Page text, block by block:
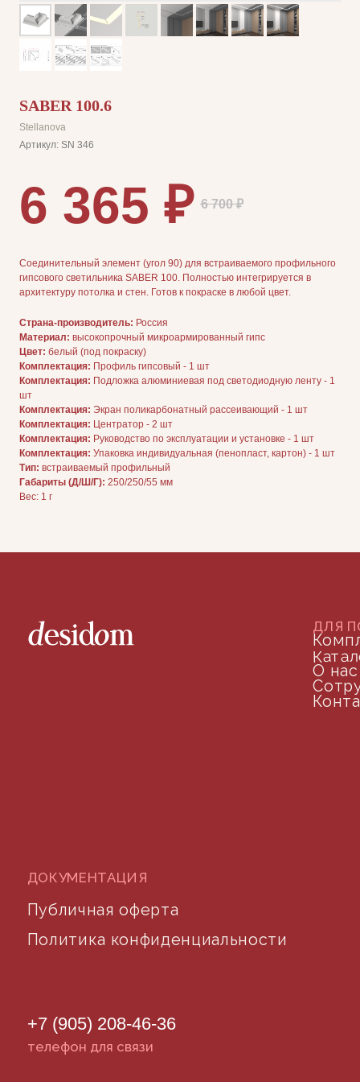
SABER 100.6
Stellanova
Артикул: SN 346
6 365 ₽ 6 700 ₽
Соединительный элемент (угол 90) для встраиваемого профильного
гипсового светильника SABER 100. Полностью интегрируется в
архитектуру потолка и стен. Готов к покраске в любой цвет.
Страна-производитель: Россия
Материал: высокопрочный микроармированный гипс
Цвет: белый (под покраску)
Комплектация: Профиль гипсовый - 1 шт
Комплектация: Подложка алюминиевая под светодиодную ленту - 1
шт
Комплектация: Экран поликарбонатный рассеивающий - 1 шт
Комплектация: Центратор - 2 шт
Комплектация: Руководство по эксплуатации и установке - 1 шт
Комплектация: Упаковка индивидуальная (пенопласт, картон) - 1 шт
Тип: встраиваемый профильный
Габариты (Д/Ш/Г): 250/250/55 мм
Вес: 1 г
©2024 desidom. Все права защищены
ДЛЯ ПОКУПАТЕЛЕЙ
О нас
Сотрудничество
+7 (905) 208-46-36
телефон для связи